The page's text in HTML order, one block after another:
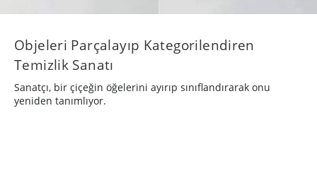
Objeleri Parçalayıp Kategorilendiren
Temizlik Sanatı
Sanatçı, bir çiçeğin öğelerini ayırıp sınıflandırarak onu
yeniden tanımlıyor.